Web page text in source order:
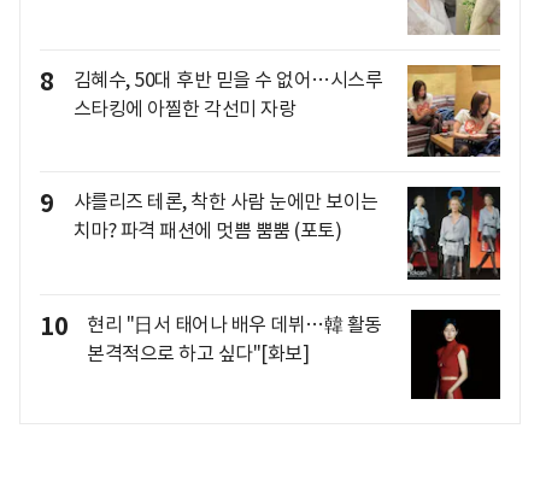
8
김혜수, 50대 후반 믿을 수 없어…시스루
스타킹에 아찔한 각선미 자랑
9
샤를리즈 테론, 착한 사람 눈에만 보이는
치마? 파격 패션에 멋쁨 뿜뿜 (포토)
10
현리 "日서 태어나 배우 데뷔…韓 활동
본격적으로 하고 싶다"[화보]